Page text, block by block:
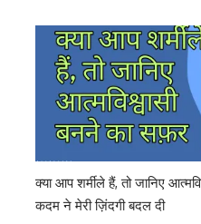
क्या आप शर्मीले हैं, तो जानिए
कदम ने मेरी ज़िंदगी बदल दी